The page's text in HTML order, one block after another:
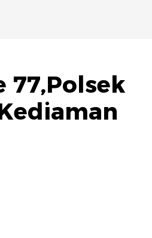
77,Polsek